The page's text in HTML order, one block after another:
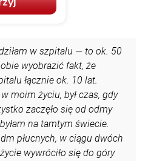
w szpitalu — to ok. 50
wyobrazić fakt, że
łącznie ok. 10 lat.
moim życiu, był czas, gdy
zaczęło się od odmy
na tamtym świecie.
płucnych, w ciągu dwóch
wywróciło się do góry